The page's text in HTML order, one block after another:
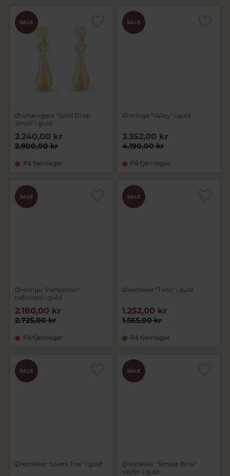
SALE
Ørehængere "Solid Drop
Small" i guld
2.800,00 kr
2.240,00 kr
På fjernlager
SALE
Øreringe "Valley" i guld
4.190,00 kr
3.352,00 kr
På fjernlager
SALE
Øreringe "Perfection"
halvcreol i guld
2.725,00 kr
2.180,00 kr
På fjernlager
SALE
Ørestikker "Twirl" i guld
1.565,00 kr
1.252,00 kr
På fjernlager
SALE
Ørestikker "Livets Træ" i guld
SALE
Ørestikker "Simple Bow"
sløjfer i guld